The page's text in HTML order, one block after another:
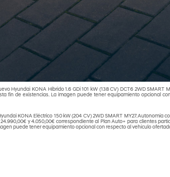
KONA Híbrido 1.6 GDi 101 kW (138 CV) DCT6 2WD SMART
fin de existencias. La imagen puede tener equipamiento opcional
KONA Eléctrico 150 kW (204 CV) 2WD SMART MY27. Autonomía
y 4.050,00€ correspondiente al Plan Auto+ para clientes
puede tener equipamiento opcional con respecto al vehículo